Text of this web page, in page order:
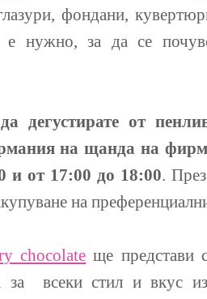
фондани,
е нужно, за да се
дегустирате от
на щанда на
и от 17:00 до 18:00.
на
chocolate ще представи
всеки стил и вкус